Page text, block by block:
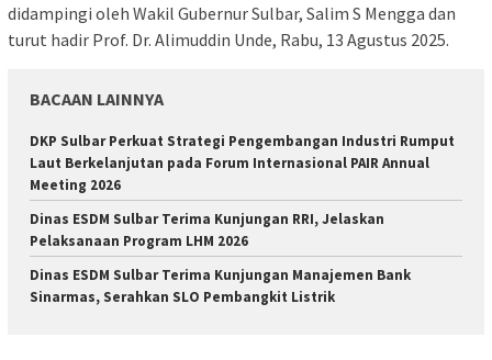
didampingi oleh Wakil Gubernur Sulbar, Salim S Mengga dan
turut hadir Prof. Dr. Alimuddin Unde, Rabu, 13 Agustus 2025.
BACAAN LAINNYA
DKP Sulbar Perkuat Strategi Pengembangan Industri Rumput
Laut Berkelanjutan pada Forum Internasional PAIR Annual
Meeting 2026
Dinas ESDM Sulbar Terima Kunjungan RRI, Jelaskan
Pelaksanaan Program LHM 2026
Dinas ESDM Sulbar Terima Kunjungan Manajemen Bank
Sinarmas, Serahkan SLO Pembangkit Listrik